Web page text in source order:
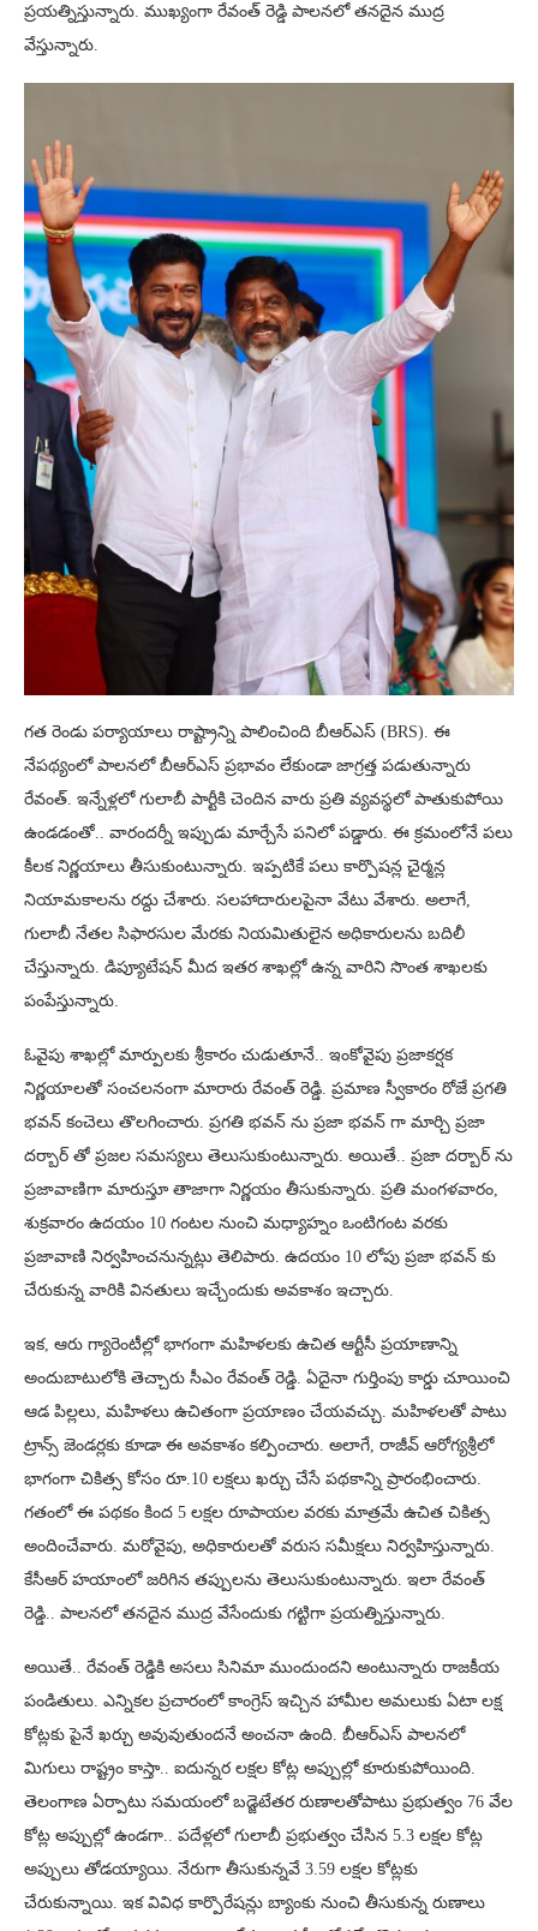
ప్రయత్నిస్తున్నారు. ముఖ్యంగా రేవంత్ రెడ్డి పాలనలో తనదైన ముద్ర
వేస్తున్నారు.
గత రెండు పర్యాయాలు రాష్ట్రాన్ని పాలించింది బీఆర్ఎస్ (BRS). ఈ
నేపథ్యంలో పాలనలో బీఆర్ఎస్ ప్రభావం లేకుండా జాగ్రత్త పడుతున్నారు
రేవంత్. ఇన్నేళ్లలో గులాబీ పార్టీకి చెందిన వారు ప్రతి వ్యవస్థలో పాతుకుపోయి
ఉండడంతో.. వారందర్నీ ఇప్పుడు మార్చేసే పనిలో పడ్డారు. ఈ క్రమంలోనే పలు
కీలక నిర్ణయాలు తీసుకుంటున్నారు. ఇప్పటికే పలు కార్పొషన్ల చైర్మన్ల
నియామకాలను రద్దు చేశారు. సలహాదారులపైనా వేటు వేశారు. అలాగే,
గులాబీ నేతల సిఫారసుల మేరకు నియమితులైన అధికారులను బదిలీ
చేస్తున్నారు. డిప్యూటేషన్ మీద ఇతర శాఖల్లో ఉన్న వారిని సొంత శాఖలకు
పంపేస్తున్నారు.
ఓవైపు శాఖల్లో మార్పులకు శ్రీకారం చుడుతూనే.. ఇంకోవైపు ప్రజాకర్షక
నిర్ణయాలతో సంచలనంగా మారారు రేవంత్ రెడ్డి. ప్రమాణ స్వీకారం రోజే ప్రగతి
భవన్ కంచెలు తొలగించారు. ప్రగతి భవన్ ను ప్రజా భవన్ గా మార్చి ప్రజా
దర్బార్ తో ప్రజల సమస్యలు తెలుసుకుంటున్నారు. అయితే.. ప్రజా దర్బార్‌ ను
ప్రజావాణిగా మారుస్తూ తాజాగా నిర్ణయం తీసుకున్నారు. ప్రతి మంగళవారం,
శుక్రవారం ఉదయం 10 గంటల నుంచి మధ్యాహ్నం ఒంటిగంట వరకు
ప్రజావాణి నిర్వహించనున్నట్లు తెలిపారు. ఉదయం 10 లోపు ప్రజా భవన్‌ కు
చేరుకున్న వారికి వినతులు ఇచ్చేందుకు అవకాశం ఇచ్చారు.
ఇక, ఆరు గ్యారెంటీల్లో భాగంగా మహిళలకు ఉచిత ఆర్టీసీ ప్రయాణాన్ని
అందుబాటులోకి తెచ్చారు సీఎం రేవంత్ రెడ్డి. ఏదైనా గుర్తింపు కార్డు చూయించి
ఆడ పిల్లలు, మహిళలు ఉచితంగా ప్రయాణం చేయవచ్చు. మహిళలతో పాటు
ట్రాన్స్ జెండర్లకు కూడా ఈ అవకాశం కల్పించారు. అలాగే, రాజీవ్‌ ఆరోగ్యశ్రీలో
భాగంగా చికిత్స కోసం రూ.10 లక్షలు ఖర్చు చేసే పథకాన్ని ప్రారంభించారు.
గతంలో ఈ పథకం కింద 5 లక్షల రూపాయల వరకు మాత్రమే ఉచిత చికిత్స
అందించేవారు. మరోవైపు, అధికారులతో వరుస సమీక్షలు నిర్వహిస్తున్నారు.
కేసీఆర్ హయాంలో జరిగిన తప్పులను తెలుసుకుంటున్నారు. ఇలా రేవంత్
రెడ్డి.. పాలనలో తనదైన ముద్ర వేసేందుకు గట్టిగా ప్రయత్నిస్తున్నారు.
అయితే.. రేవంత్ రెడ్డికి అసలు సినిమా ముందుందని అంటున్నారు రాజకీయ
పండితులు. ఎన్నికల ప్రచారంలో కాంగ్రెస్ ఇచ్చిన హామీల అమలుకు ఏటా లక్ష
కోట్లకు పైనే ఖర్చు అవువుతుందనే అంచనా ఉంది. బీఆర్ఎస్ పాలనలో
మిగులు రాష్ట్రం కాస్తా.. ఐదున్నర లక్షల కోట్ల అప్పుల్లో కూరుకుపోయింది.
తెలంగాణ ఏర్పాటు సమయంలో బడ్జెటేతర రుణాలతోపాటు ప్రభుత్వం 76 వేల
కోట్ల అప్పుల్లో ఉండగా.. పదేళ్లలో గులాబీ ప్రభుత్వం చేసిన 5.3 లక్షల కోట్ల
అప్పులు తోడయ్యాయి. నేరుగా తీసుకున్నవే 3.59 లక్షల కోట్లకు
చేరుకున్నాయి. ఇక వివిధ కార్పొరేషన్లు బ్యాంకు నుంచి తీసుకున్న రుణాలు